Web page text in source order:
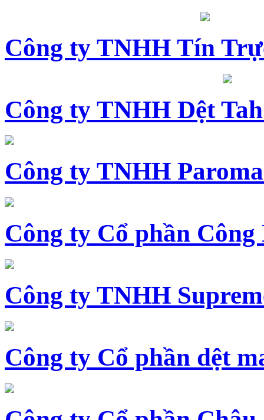
Công ty TNHH Tín
Công ty TNHH Dệt
Công ty TNHH
Công ty Cổ phần Công
Công ty TNHH
Công ty Cổ phần dệt